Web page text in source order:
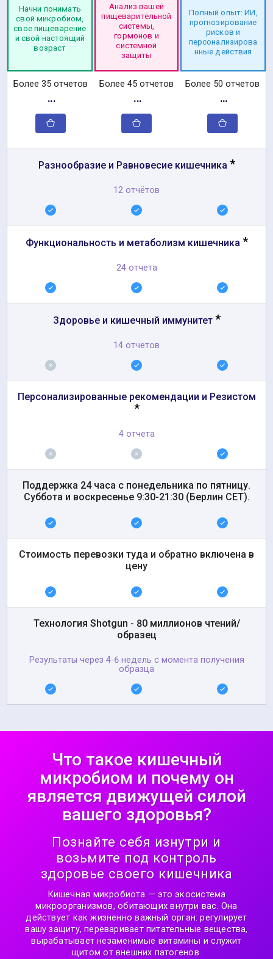
Начни понимать
свой микробиом,
свое пищеварение
и свой настоящий
возраст
Анализ вашей
пищеварительной
системы,
гормонов и
системной
защиты
Полный опыт: ИИ,
прогнозирование
рисков и
персонализирова
нные действия
Более 35 отчетов
···
Более 45 отчетов
···
Более 50 отчетов
···
Разнообразие и Равновесие кишечника *
12 отчётов
Функциональность и метаболизм кишечника *
24 отчета
Здоровье и кишечный иммунитет *
14 отчетов
Персонализированные рекомендации и Резистом
*
4 отчета
Поддержка 24 часа с понедельника по пятницу.
Суббота и воскресенье 9:30-21:30 (Берлин CET).
Стоимость перевозки туда и обратно включена в
цену
Технология Shotgun - 80 миллионов чтений/
образец
Результаты через 4-6 недель с момента получения
образца
Что такое кишечный
микробиом и почему он
является движущей силой
вашего здоровья?
Познайте себя изнутри и
возьмите под контроль
здоровье своего кишечника
Кишечная микробиота — это экосистема
микроорганизмов, обитающих внутри вас. Она
действует как жизненно важный орган: регулирует
вашу защиту, переваривает питательные вещества,
вырабатывает незаменимые витамины и служит
щитом от внешних патогенов.